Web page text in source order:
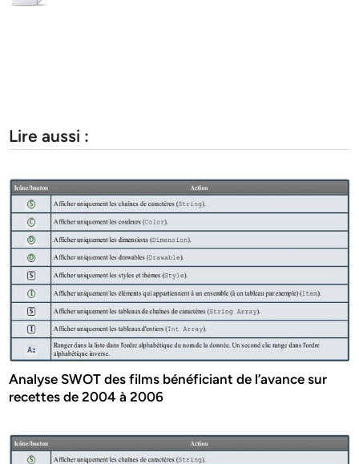
Lire aussi :
Analyse SWOT des films bénéficiant de l’avance sur
recettes de 2004 à 2006